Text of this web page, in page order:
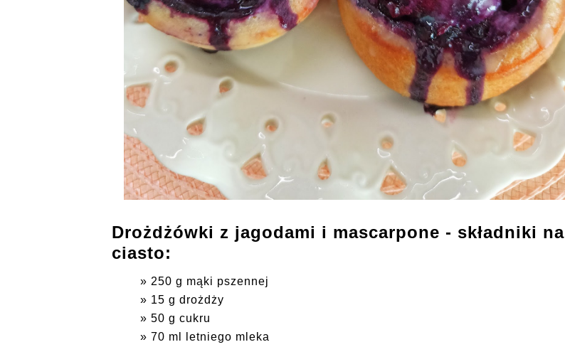
Drożdżówki z jagodami i mascarpone - składniki na
ciasto:
250 g mąki pszennej
15 g drożdży
50 g cukru
70 ml letniego mleka